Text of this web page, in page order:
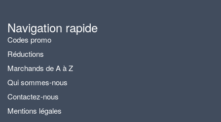
Navigation rapide
Codes promo
Réductions
Marchands de A à Z
Qui sommes-nous
Contactez-nous
Mentions légales